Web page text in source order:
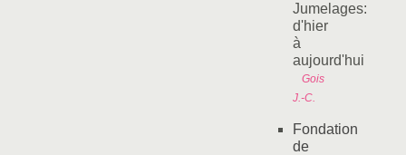
Jumelages:
d'hier
à
aujourd'hui
Gois
J.-C.
Fondation
de